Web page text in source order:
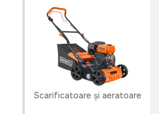
Scarificatoare și aeratoare